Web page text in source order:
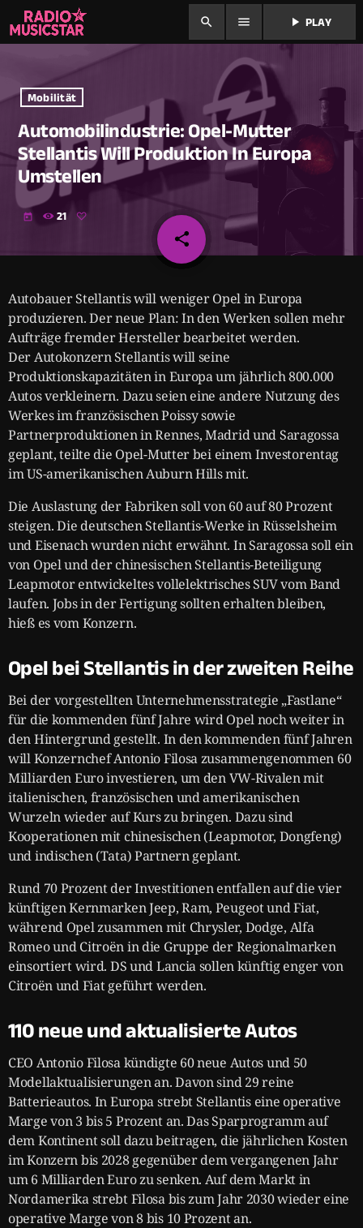
search menu play_arrow PLAY
Mobilität
Automobilindustrie: Opel-Mutter
Stellantis Will Produktion In Europa
Umstellen
today 21
share
email
Autobauer Stellantis will weniger Opel in Europa
produzieren. Der neue Plan: In den Werken sollen mehr
Aufträge fremder Hersteller bearbeitet werden.
Der Autokonzern Stellantis will seine
Produktionskapazitäten in Europa um jährlich 800.000
Autos verkleinern. Dazu seien eine andere Nutzung des
Werkes im französischen Poissy sowie
Partnerproduktionen in Rennes, Madrid und Saragossa
geplant, teilte die Opel-Mutter bei einem Investorentag
im US-amerikanischen Auburn Hills mit.
Die Auslastung der Fabriken soll von 60 auf 80 Prozent
steigen. Die deutschen Stellantis-Werke in Rüsselsheim
und Eisenach wurden nicht erwähnt. In Saragossa soll ein
von Opel und der chinesischen Stellantis-Beteiligung
Leapmotor entwickeltes vollelektrisches SUV vom Band
laufen. Jobs in der Fertigung sollten erhalten bleiben,
hieß es vom Konzern.
Opel bei Stellantis in der zweiten Reihe
Bei der vorgestellten Unternehmensstrategie „Fastlane“
für die kommenden fünf Jahre wird Opel noch weiter in
den Hintergrund gestellt. In den kommenden fünf Jahren
will Konzernchef Antonio Filosa zusammengenommen 60
Milliarden Euro investieren, um den VW-Rivalen mit
italienischen, französischen und amerikanischen
Wurzeln wieder auf Kurs zu bringen. Dazu sind
Kooperationen mit chinesischen (Leapmotor, Dongfeng)
und indischen (Tata) Partnern geplant.
Rund 70 Prozent der Investitionen entfallen auf die vier
künftigen Kernmarken Jeep, Ram, Peugeot und Fiat,
während Opel zusammen mit Chrysler, Dodge, Alfa
Romeo und Citroën in die Gruppe der Regionalmarken
einsortiert wird. DS und Lancia sollen künftig enger von
Citroën und Fiat geführt werden.
110 neue und aktualisierte Autos
CEO Antonio Filosa kündigte 60 neue Autos und 50
Modellaktualisierungen an. Davon sind 29 reine
Batterieautos. In Europa strebt Stellantis eine operative
Marge von 3 bis 5 Prozent an. Das Sparprogramm auf
dem Kontinent soll dazu beitragen, die jährlichen Kosten
im Konzern bis 2028 gegenüber dem vergangenen Jahr
um 6 Milliarden Euro zu senken. Auf dem Markt in
Nordamerika strebt Filosa bis zum Jahr 2030 wieder eine
operative Marge von 8 bis 10 Prozent an.